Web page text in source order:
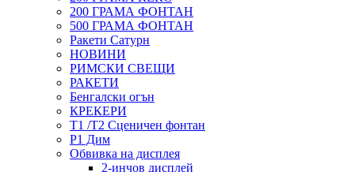
200 ГРАМА ФОНТАН
500 ГРАМА ФОНТАН
Ракети Сатурн
НОВИНИ
РИМСКИ СВЕЩИ
РАКЕТИ
Бенгалски огън
КРЕКЕРИ
T1 /T2 Сценичен фонтан
P1 Дим
Обвивка на дисплея
2-инчов дисплей